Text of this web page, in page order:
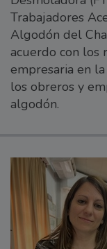
Trabajadores
Algodón del
acuerdo con los
empresaria en
los obreros y
algodón.